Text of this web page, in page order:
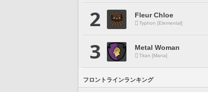
2 Fleur Chloe
Typhon [Elemental]
3 Metal Woman
Titan [Mana]
フロントラインランキング